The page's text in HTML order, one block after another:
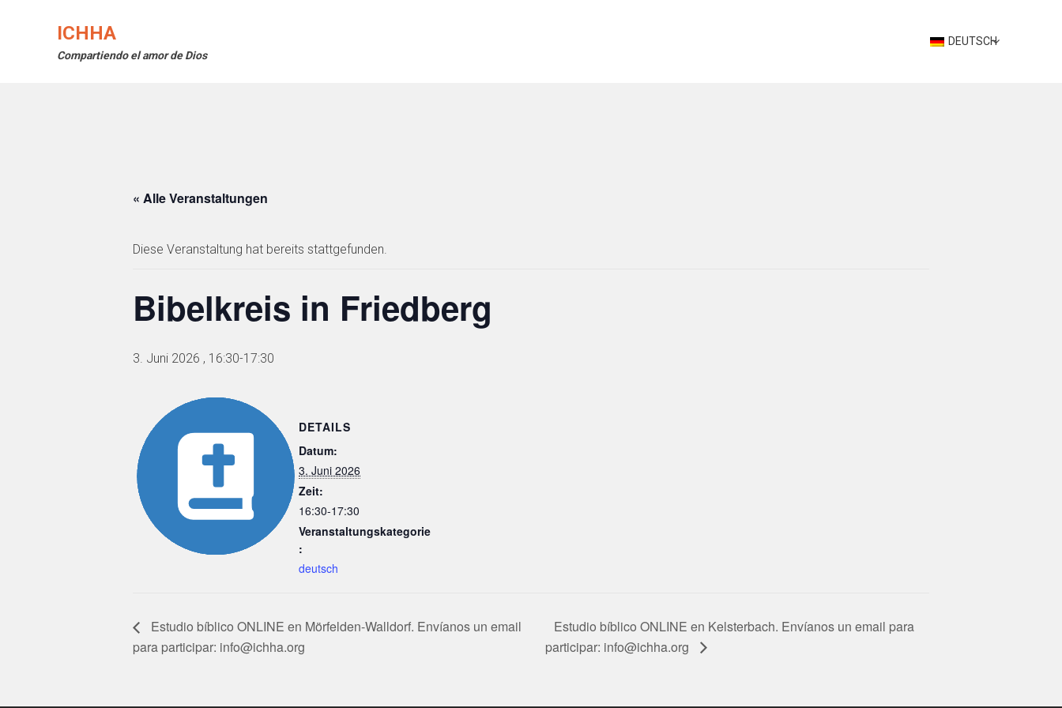
ICHHA
Compartiendo el amor de Dios
DEUTSCH
« Alle Veranstaltungen
Diese Veranstaltung hat bereits stattgefunden.
Bibelkreis in Friedberg
3. Juni 2026 , 16:30-17:30
DETAILS
Datum:
3. Juni 2026
Zeit:
16:30-17:30
Veranstaltungskategorie
:
deutsch
Estudio bíblico ONLINE en Mörfelden-Walldorf. Envíanos un email
para participar: info@ichha.org
Estudio bíblico ONLINE en Kelsterbach. Envíanos un email para
participar: info@ichha.org